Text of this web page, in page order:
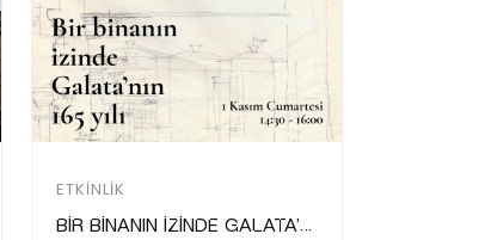
ETKINLIK
Bir binanın izinde Galata’nın 165 yılı: Postane bina turu